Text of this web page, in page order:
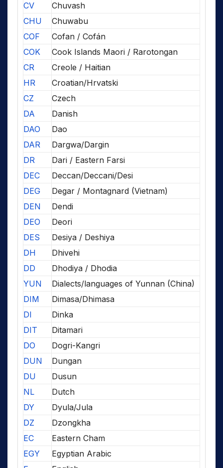
CV
Chuvash
CHU
Chuwabu
COF
Cofan / Cofán
COK
Cook Islands Maori / Rarotongan
CR
Creole / Haitian
HR
Croatian/Hrvatski
CZ
Czech
DA
Danish
DAO
Dao
DAR
Dargwa/Dargin
DR
Dari / Eastern Farsi
DEC
Deccan/Deccani/Desi
DEG
Degar / Montagnard (Vietnam)
DEN
Dendi
DEO
Deori
DES
Desiya / Deshiya
DH
Dhivehi
DD
Dhodiya / Dhodia
YUN
Dialects/languages of Yunnan (China)
DIM
Dimasa/Dhimasa
DI
Dinka
DIT
Ditamari
DO
Dogri-Kangri
DUN
Dungan
DU
Dusun
NL
Dutch
DY
Dyula/Jula
DZ
Dzongkha
EC
Eastern Cham
EGY
Egyptian Arabic